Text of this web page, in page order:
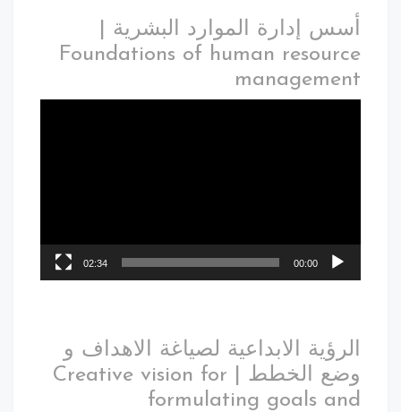
أسس إدارة الموارد البشرية |
Foundations of human resource
management
00:00
02:34
الرؤية الابداعية لصياغة الاهداف و
وضع الخطط | Creative vision for
formulating goals and